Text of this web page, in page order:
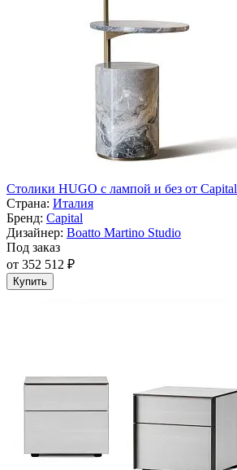
Cтолики HUGO с лампой и без от Capital
Страна: Италия
Бренд: Capital
Дизайнер: Boatto Martino Studio
Под заказ
от 352 512 ₽
Купить